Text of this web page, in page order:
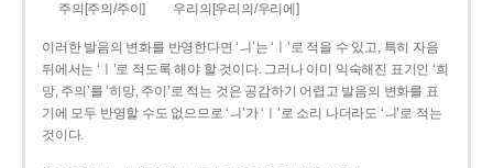
주의[주의/주이]
우리의[우리의/우리에]
이러한 발음의 변화를 반영한다면 ‘ㅢ’는 ‘ㅣ’로 적을 수 있고, 특히 자음
뒤에서는 ‘ㅣ’로 적도록 해야 할 것이다. 그러나 이미 익숙해진 표기인 ‘희
망, 주의’를 ‘히망, 주이’로 적는 것은 공감하기 어렵고 발음의 변화를 표
기에 모두 반영할 수도 없으므로 ‘ㅢ’가 ‘ㅣ’로 소리 나더라도 ‘ㅢ’로 적는
것이다.